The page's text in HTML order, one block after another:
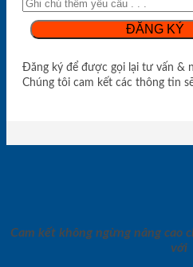
Đăng ký để được gọi lại tư vấn &
Chúng tôi cam kết các thông tin
Cam kết không ngừng nâng cao
với